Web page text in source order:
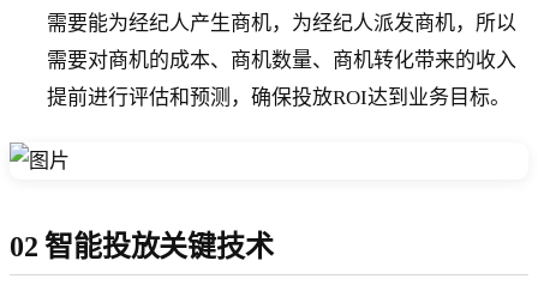
需要能为经纪人产生商机，为经纪人派发商机，所以
需要对商机的成本、商机数量、商机转化带来的收入
提前进行评估和预测，确保投放ROI达到业务目标。
02 智能投放关键技术